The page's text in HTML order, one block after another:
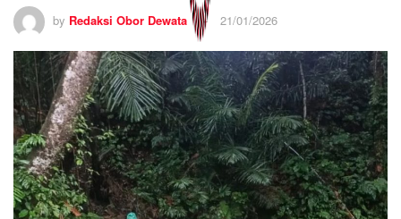
by Redaksi Obor Dewata 21/01/2026